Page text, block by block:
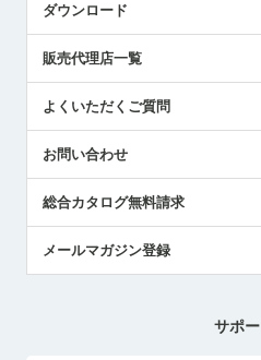
社員ブログ
中小企業のBCP地震対策
センサのテクニカルガイド
社長ブログ
ダウンロード
販売代理店一覧
よくいただくご質問
お問い合わせ
総合カタログ無料請求
メールマガジン登録
サポ